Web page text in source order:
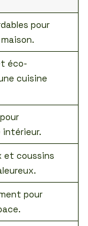
pour
éco-
cuisine
intérieur.
et coussins
pour